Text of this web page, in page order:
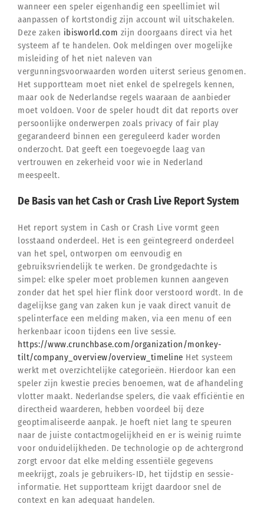
wanneer een speler eigenhandig een speellimiet wil
aanpassen of kortstondig zijn account wil uitschakelen.
Deze zaken ibisworld.com zijn doorgaans direct via het
systeem af te handelen. Ook meldingen over mogelijke
misleiding of het niet naleven van
vergunningsvoorwaarden worden uiterst serieus genomen.
Het supportteam moet niet enkel de spelregels kennen,
maar ook de Nederlandse regels waaraan de aanbieder
moet voldoen. Voor de speler houdt dit dat reports over
persoonlijke onderwerpen zoals privacy of fair play
gegarandeerd binnen een gereguleerd kader worden
onderzocht. Dat geeft een toegevoegde laag van
vertrouwen en zekerheid voor wie in Nederland
meespeelt.
De Basis van het Cash or Crash Live Report System
Het report system in Cash or Crash Live vormt geen
losstaand onderdeel. Het is een geïntegreerd onderdeel
van het spel, ontworpen om eenvoudig en
gebruiksvriendelijk te werken. De grondgedachte is
simpel: elke speler moet problemen kunnen aangeven
zonder dat het spel hier flink door verstoord wordt. In de
dagelijkse gang van zaken kun je vaak direct vanuit de
spelinterface een melding maken, via een menu of een
herkenbaar icoon tijdens een live sessie.
https://www.crunchbase.com/organization/monkey-
tilt/company_overview/overview_timeline Het systeem
werkt met overzichtelijke categorieën. Hierdoor kan een
speler zijn kwestie precies benoemen, wat de afhandeling
vlotter maakt. Nederlandse spelers, die vaak efficiëntie en
directheid waarderen, hebben voordeel bij deze
geoptimaliseerde aanpak. Je hoeft niet lang te speuren
naar de juiste contactmogelijkheid en er is weinig ruimte
voor onduidelijkheden. De technologie op de achtergrond
zorgt ervoor dat elke melding essentiële gegevens
meekrijgt, zoals je gebruikers-ID, het tijdstip en sessie-
informatie. Het supportteam krijgt daardoor snel de
context en kan adequaat handelen.